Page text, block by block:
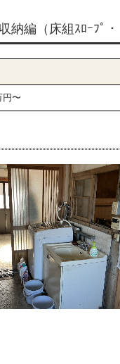
編（床組ｽﾛｰﾌﾟ
円〜